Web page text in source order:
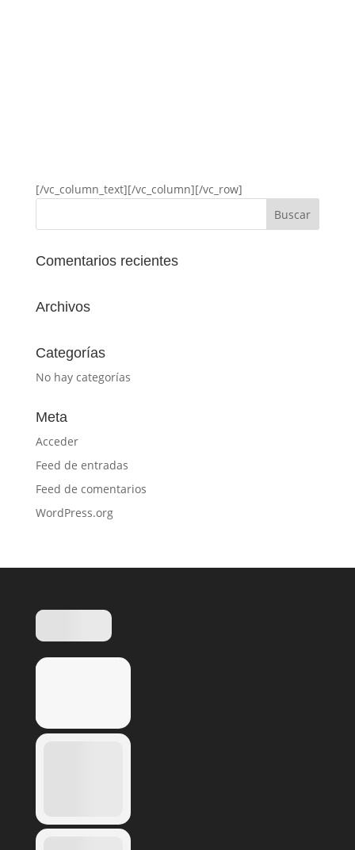
[/vc_column_text][/vc_column][/vc_row]
Comentarios recientes
Archivos
Categorías
No hay categorías
Meta
Acceder
Feed de entradas
Feed de comentarios
WordPress.org